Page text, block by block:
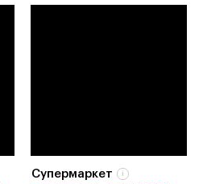
Супермаркет